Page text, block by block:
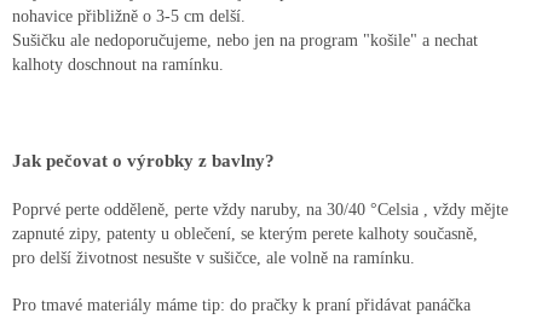
nohavice přibližně o 3-5 cm delší.
Sušičku ale nedoporučujeme, nebo jen na program "košile" a nechat
kalhoty doschnout na ramínku.
Jak pečovat o výrobky z bavlny?
Poprvé perte odděleně, perte vždy naruby, na 30/40 °Celsia , vždy mějte
zapnuté zipy, patenty u oblečení, se kterým perete kalhoty současně,
pro delší životnost nesušte v sušičce, ale volně na ramínku.
Pro tmavé materiály máme tip: do pračky k praní přidávat panáčka